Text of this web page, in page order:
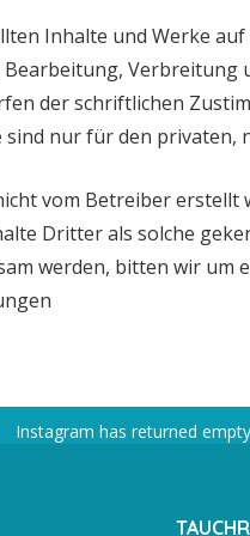
Inhalte und Werke
der schriftlichen
sind nur für den
vom Betreiber
Dritter als solche
werden, bitten wir um
Instagram has returned